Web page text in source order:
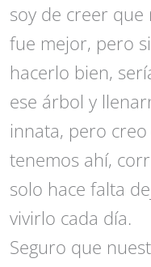
soy de creer
fue mejor, pero
hacerlo bien,
ese árbol y
innata, pero
tenemos ahí,
solo hace falta
vivirlo cada día.
Seguro que